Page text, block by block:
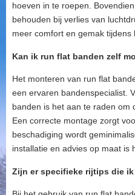
hoeven in te roepen.
behouden bij verlies van
meer comfort en gemak tijdens
Kan ik run flat banden zelf
Het monteren van run flat
een ervaren bandenspecialist.
banden is het aan te raden om
Een correcte montage zorgt
beschadiging wordt
installatie en advies op maat is
Zijn er specifieke rijtips die